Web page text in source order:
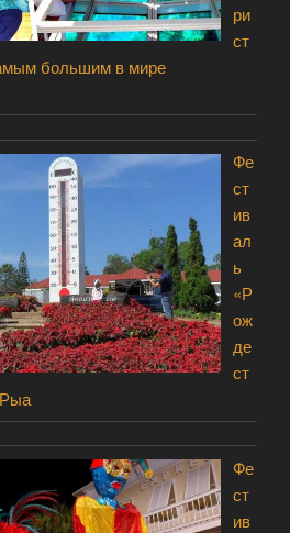
ри
ст
большим в мире
Фе
ст
ив
ал
ь
«Р
ож
де
ст
Фе
ст
ив